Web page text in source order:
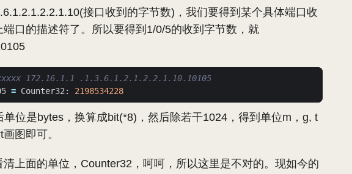
接口收到的字节数)，我们要得到某个具体端口收
口的描述符了。所以要得到1/0/5的收到字节数，就
172.16.1.1 .1.3.6.1.2.1.2.2.1.10.10105
= Counter32: 2198534228
位是bytes，换算成bit(*8)，然后除若干1024，得到单位m，g, t
图即可。
上面的单位，Counter32，呵呵，所以这里是不对的。现如今的